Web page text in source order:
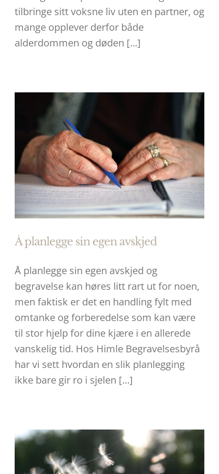
tilbringe sitt voksne liv uten en partner, og
mange opplever derfor både
alderdommen og døden [...]
Å planlegge sin egen avskjed
Å planlegge sin egen avskjed og
begravelse kan høres litt rart ut for noen,
men faktisk er det en handling fylt med
omtanke og forberedelse som kan være
til stor hjelp for dine kjære i en allerede
vanskelig tid. Hos Himle Begravelsesbyrå
har vi sett hvordan en slik planlegging
ikke bare gir ro i sjelen [...]